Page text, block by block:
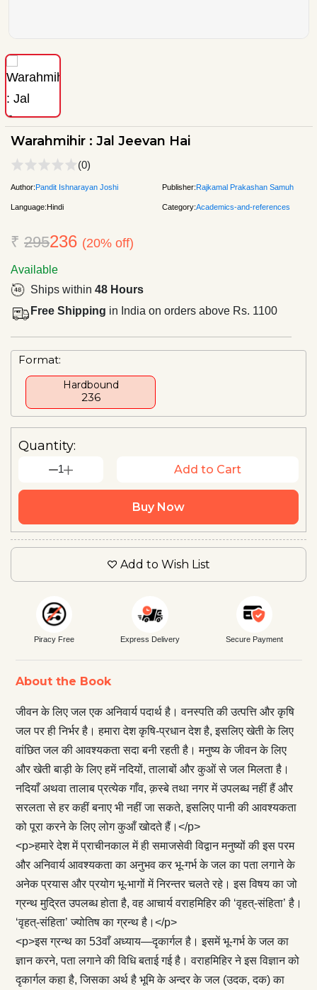
Warahmihir : Jal Jeevan Hai
(0)
Author:Pandit Ishnarayan Joshi Publisher:Rajkamal Prakashan Samuh
Language:Hindi Category:Academics-and-references
₹ 295236 (20% off)
Available
Ships within 48 Hours
Free Shipping in India on orders above Rs. 1100
Format:
Hardbound
₹236
Quantity:
1 Add to Cart
Buy Now
Add to Wish List
Piracy Free Express Delivery Secure Payment
About the Book
जीवन के लिए जल एक अनिवार्य पदार्थ है। वनस्पति की उत्पत्ति और कृषि
जल पर ही निर्भर है। हमारा देश कृषि-प्रधान देश है, इसलिए खेती के लिए
वांछित जल की आवश्यकता सदा बनी रहती है। मनुष्य के जीवन के लिए
और खेती बाड़ी के लिए हमें नदियों, तालाबों और कुओं से जल मिलता है।
नदियाँ अथवा तालाब प्रत्येक गाँव, क़स्बे तथा नगर में उपलब्ध नहीं हैं और
सरलता से हर कहीं बनाए भी नहीं जा सकते, इसलिए पानी की आवश्यकता
को पूरा करने के लिए लोग कुआँ खोदते हैं।</p>
<p>हमारे देश में प्राचीनकाल में ही समाजसेवी विद्वान मनुष्यों की इस परम
और अनिवार्य आवश्यकता का अनुभव कर भू-गर्भ के जल का पता लगाने के
अनेक प्रयास और प्रयोग भू-भागों में निरन्तर चलते रहे। इस विषय का जो
ग्रन्थ मुद्रित उपलब्ध होता है, वह आचार्य वराहमिहिर की ‘वृहत्-संहिता’ है।
‘वृहत्-संहिता’ ज्योतिष का ग्रन्थ है।</p>
<p>इस ग्रन्थ का 53वाँ अध्याय—दृकार्गल है। इसमें भू-गर्भ के जल का
ज्ञान करने, पता लगाने की विधि बताई गई है। वराहमिहिर ने इस विज्ञान को
दृकार्गल कहा है, जिसका अर्थ है भूमि के अन्दर के जल (उदक, दक) का